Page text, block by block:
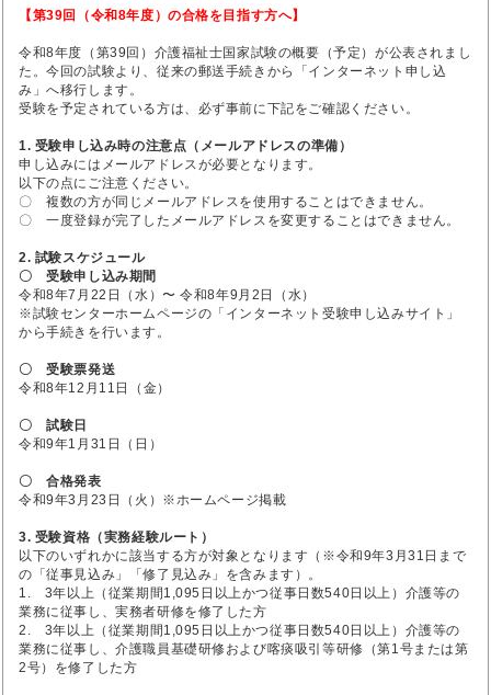
【第39回（令和8年度）の合格を目指す方へ】
令和8年度（第39回）介護福祉士国家試験の概要（予定）が公表されまし
た。今回の試験より、従来の郵送手続きから「インターネット申し込
み」へ移行します。
受験を予定されている方は、必ず事前に下記をご確認ください。
1. 受験申し込み時の注意点（メールアドレスの準備）
申し込みにはメールアドレスが必要となります。
以下の点にご注意ください。
〇 複数の方が同じメールアドレスを使用することはできません。
〇 一度登録が完了したメールアドレスを変更することはできません。
2. 試験スケジュール
〇 受験申し込み期間
令和8年7月22日（水）〜 令和8年9月2日（水）
※試験センターホームページの「インターネット受験申し込みサイト」
から手続きを行います。
〇 受験票発送
令和8年12月11日（金）
〇 試験日
令和9年1月31日（日）
〇 合格発表
令和9年3月23日（火）※ホームページ掲載
3. 受験資格（実務経験ルート）
以下のいずれかに該当する方が対象となります（※令和9年3月31日まで
の「従事見込み」「修了見込み」を含みます）。
1. 3年以上（従業期間1,095日以上かつ従事日数540日以上）介護等の
業務に従事し、実務者研修を修了した方
2. 3年以上（従業期間1,095日以上かつ従事日数540日以上）介護等の
業務に従事し、介護職員基礎研修および喀痰吸引等研修（第1号または第
2号）を修了した方